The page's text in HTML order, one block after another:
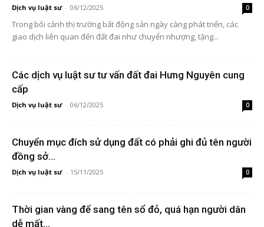
Dịch vụ luật sư - 06/12/2025 0
Trong bối cảnh thị trường bất động sản ngày càng phát triển, các
giao dịch liên quan đến đất đai như chuyển nhượng, tặng...
Các dịch vụ luật sư tư vấn đất đai Hưng Nguyên cung
cấp
Dịch vụ luật sư - 06/12/2025 0
Chuyển mục đích sử dụng đất có phải ghi đủ tên người
đồng sở...
Dịch vụ luật sư - 15/11/2025 0
Thời gian vàng để sang tên sổ đỏ, quá hạn người dân
dễ mất...